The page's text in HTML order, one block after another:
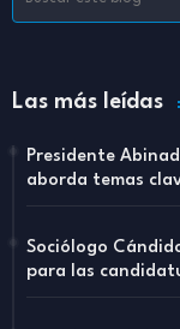
Las más leídas
Presidente
aborda temas
Sociólogo
para las